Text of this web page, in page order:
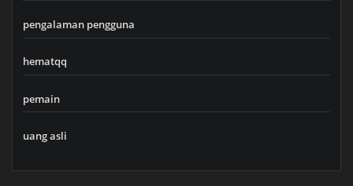
pengalaman pengguna
hematqq
pemain
uang asli